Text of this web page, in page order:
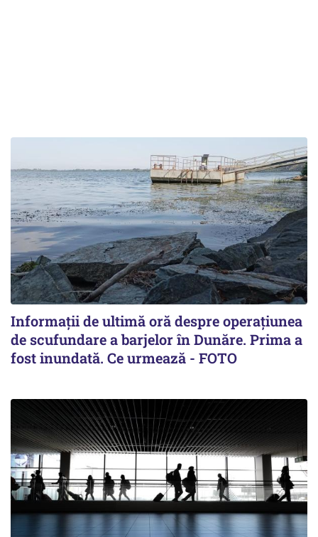
Informații de ultimă oră despre operațiunea
de scufundare a barjelor în Dunăre. Prima a
fost inundată. Ce urmează - FOTO